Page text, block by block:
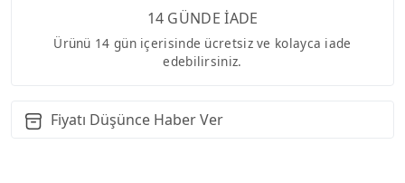
14 GÜNDE İADE
Ürünü 14 gün içerisinde ücretsiz ve kolayca iade
edebilirsiniz.
Fiyatı Düşünce Haber Ver